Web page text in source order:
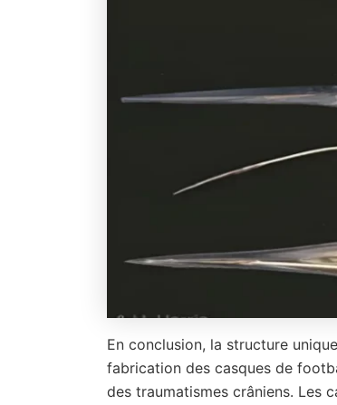
En conclusion, la structure
fabrication des casques de
des traumatismes crâniens. Les